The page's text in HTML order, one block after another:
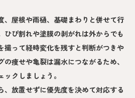
、屋根や雨樋、基礎まわりと併せて行
ひび割れや塗膜の剥がれは外からでも
撮って経時変化を残すと判断がつきや
痩せや亀裂は漏水につながるため、
クしましょう。
、放置せずに優先度を決めて対応する